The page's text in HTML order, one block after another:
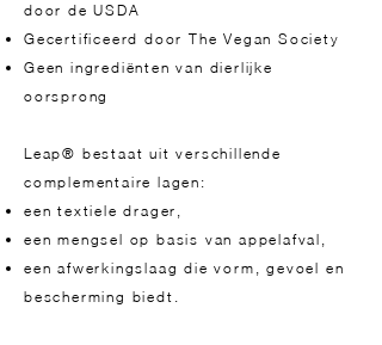
door de USDA
Gecertificeerd door The Vegan Society
Geen ingrediënten van dierlijke
oorsprong
Leap® bestaat uit verschillende
complementaire lagen:
een textiele drager,
een mengsel op basis van appelafval,
een afwerkingslaag die vorm, gevoel en
bescherming biedt.